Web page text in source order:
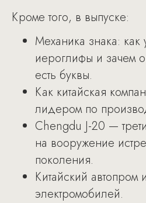
Кроме того, в выпуске:
Механика знака: как
иероглифы и зачем
есть буквы.
Как китайская
лидером по
Chengdu J-20 —
на вооружение
поколения.
Китайский
электромобилей.